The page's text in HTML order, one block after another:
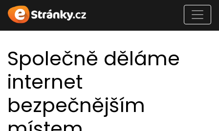
Společně děláme
internet
bezpečnějším